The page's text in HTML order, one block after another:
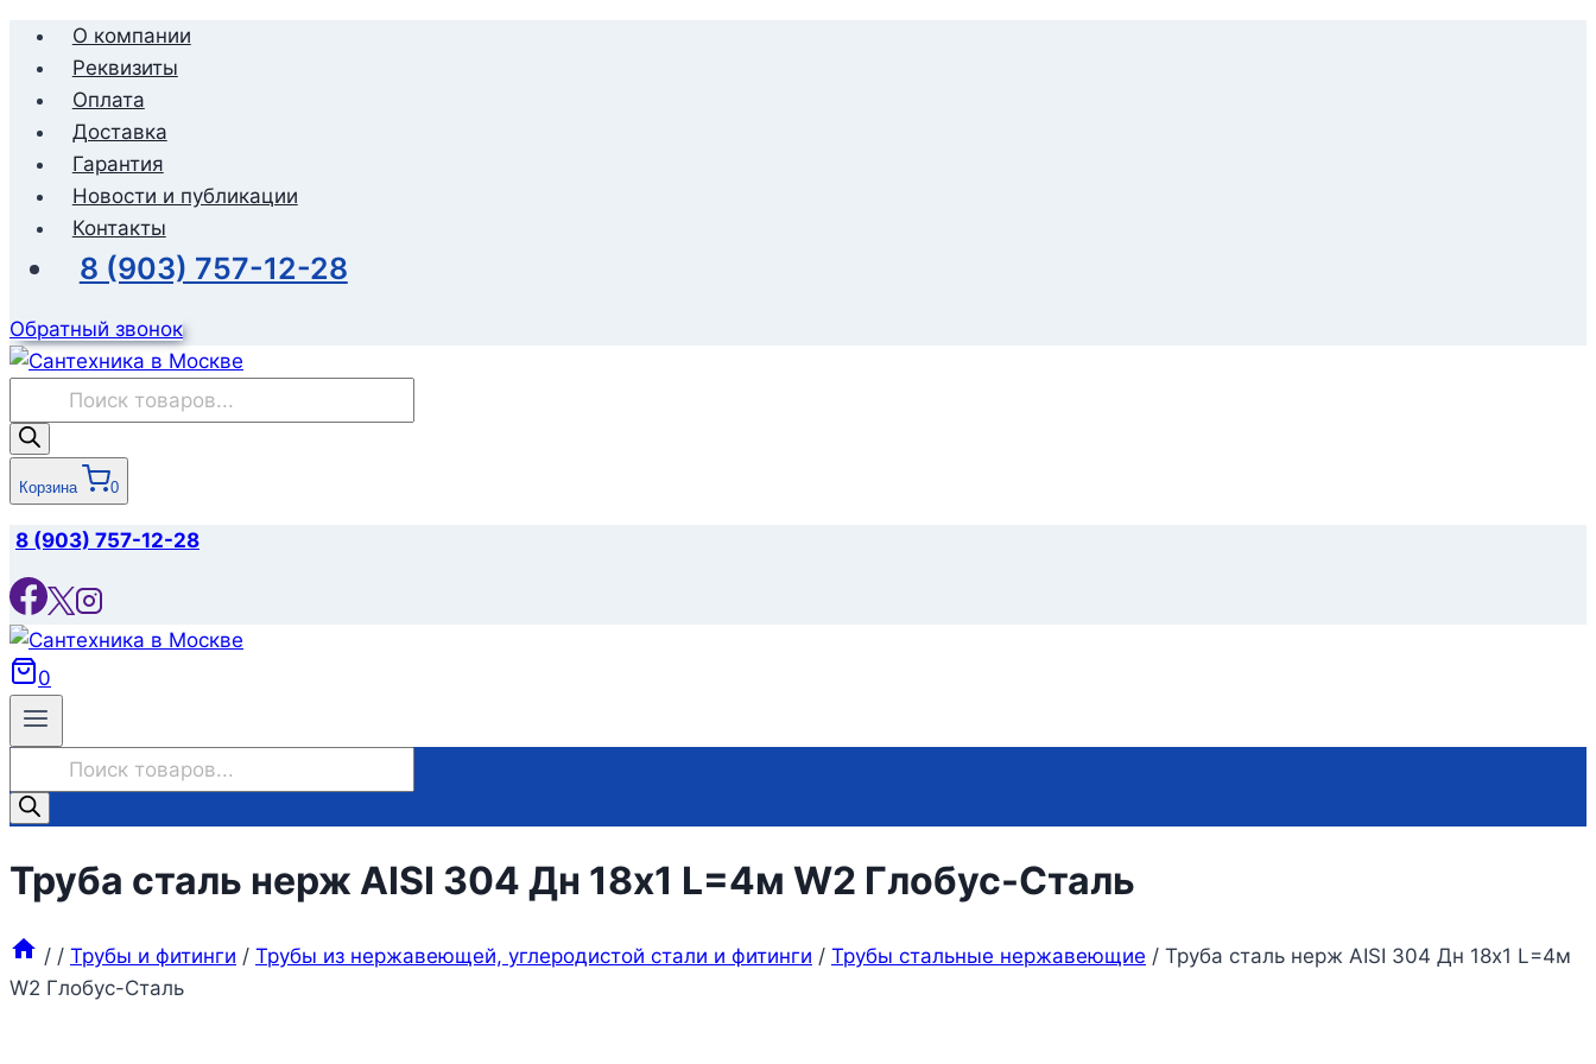
Перейти
содержимому
О компании
Реквизиты
Оплата
Доставка
Гарантия
Новости и публикации
Контакты
8 (903) 757-12-28
Обратный звонок
товаров
Корзина 0
8 (903) 757-12-28
0
товаров
Труба сталь нерж AISI 304 Дн 18х1 L=4м W2 Глобус-Сталь
/ / Трубы и фитинги / Трубы из нержавеющей, углеродистой стали и фитинги / Трубы стальные нержавеющие / Труба сталь нерж AISI 304 Дн 18х1 L=4м
W2 Глобус-Сталь